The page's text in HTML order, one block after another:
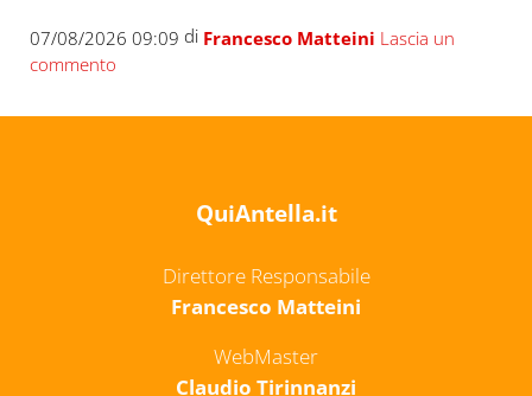
07/08/2026 09:09 di Francesco Matteini Lascia un
commento
QuiAntella.it
Direttore Responsabile
Francesco Matteini
WebMaster
Claudio Tirinnanzi